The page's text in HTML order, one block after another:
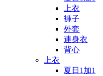
上衣
褲子
外套
連身衣
背心
上衣
夏日1加1